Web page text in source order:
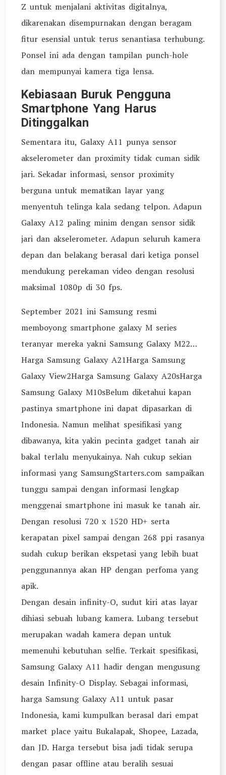
Z untuk menjalani aktivitas digitalnya,
dikarenakan disempurnakan dengan beragam
fitur esensial untuk terus senantiasa terhubung.
Ponsel ini ada dengan tampilan punch-hole
dan mempunyai kamera tiga lensa.
Kebiasaan Buruk Pengguna
Smartphone Yang Harus
Ditinggalkan
Sementara itu, Galaxy A11 punya sensor
akselerometer dan proximity tidak cuman sidik
jari. Sekadar informasi, sensor proximity
berguna untuk mematikan layar yang
menyentuh telinga kala sedang telpon. Adapun
Galaxy A12 paling minim dengan sensor sidik
jari dan akselerometer. Adapun seluruh kamera
depan dan belakang berasal dari ketiga ponsel
mendukung perekaman video dengan resolusi
maksimal 1080p di 30 fps.
September 2021 ini Samsung resmi
memboyong smartphone galaxy M series
teranyar mereka yakni Samsung Galaxy M22…
Harga Samsung Galaxy A21Harga Samsung
Galaxy View2Harga Samsung Galaxy A20sHarga
Samsung Galaxy M10sBelum diketahui kapan
pastinya smartphone ini dapat dipasarkan di
Indonesia. Namun melihat spesifikasi yang
dibawanya, kita yakin pecinta gadget tanah air
bakal terlalu menyukainya. Nah cukup sekian
informasi yang SamsungStarters.com sampaikan
tunggu sampai dengan informasi lengkap
menggenai smartphone ini masuk ke tanah air.
Dengan resolusi 720 x 1520 HD+ serta
kerapatan pixel sampai dengan 268 ppi rasanya
sudah cukup berikan ekspetasi yang lebih buat
penggunannya akan HP dengan perfoma yang
apik.
Dengan desain infinity-O, sudut kiri atas layar
dihiasi sebuah lubang kamera. Lubang tersebut
merupakan wadah kamera depan untuk
memenuhi kebutuhan selfie. Terkait spesifikasi,
Samsung Galaxy A11 hadir dengan mengusung
desain Infinity-O Display. Sebagai informasi,
harga Samsung Galaxy A11 untuk pasar
Indonesia, kami kumpulkan berasal dari empat
market place yaitu Bukalapak, Shopee, Lazada,
dan JD. Harga tersebut bisa jadi tidak serupa
dengan pasar offline atau beralih sesuai